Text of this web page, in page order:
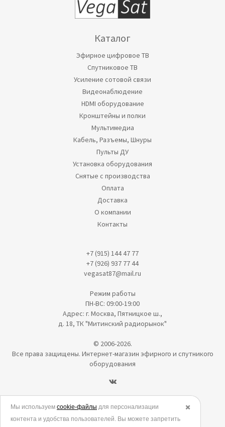
Каталог
Эфирное цифровое ТВ
Спутниковое ТВ
Усиление сотовой связи
Видеонаблюдение
HDMI оборудование
Кронштейны и полки
Мультимедиа
Кабель, Разъемы, Шнуры
Пульты ДУ
Установка оборудования
Снятые с производства
Оплата
Доставка
О компании
Контакты
+7 (915) 144 47 77
+7 (926) 937 77 44
vegasat87@mail.ru
Режим работы
ПН-ВС: 09:00-19:00
Адрес: г. Москва, Пятницкое ш.,
д. 18, ТК "Митинский радиорынок"
© 2006-2026.
Все права защищены. Интернет-магазин эфирного и спутникого
оборудования
Политика в отношении обработки персональных данных
Согласие на обработку персональных данных
✖️
Мы используем cookie-файлы для персонализации
контента и удобства пользователей. Вы можете запретить